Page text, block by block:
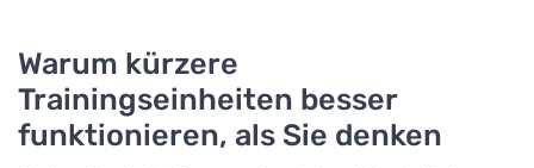
Warum kürzere
Trainingseinheiten besser
funktionieren, als Sie denken